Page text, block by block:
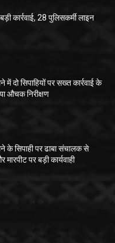
कार्रवाई, 28 पुलिसकर्मी लाइन
दो सिपाहियों पर सख्त कार्रवाई के
औचक निरीक्षण
के सिपाही पर ढाबा संचालक से
पर बड़ी कार्यवाही